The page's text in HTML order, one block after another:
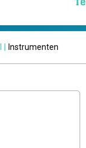
Instrumenten